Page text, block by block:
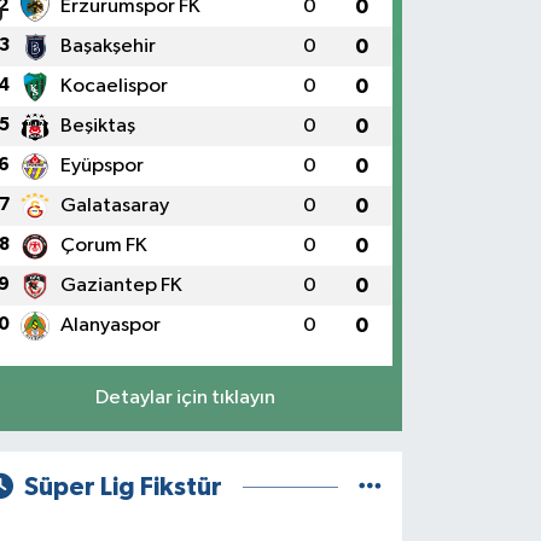
Erzurumspor FK 0 0
3 Başakşehir 0 0
Kocaelispor 0 0
5 Beşiktaş 0 0
Eyüpspor 0 0
7 Galatasaray 0 0
8 Çorum FK 0 0
Gaziantep FK 0 0
Alanyaspor 0 0
Detaylar için tıklayın
Süper Lig Fikstür